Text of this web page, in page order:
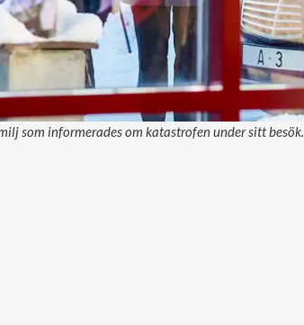
som informerades om katastrofen under sitt besök.